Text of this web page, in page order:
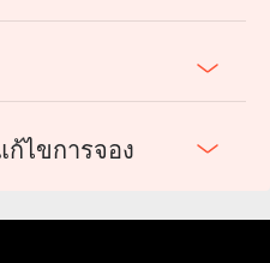
ไขการจอง